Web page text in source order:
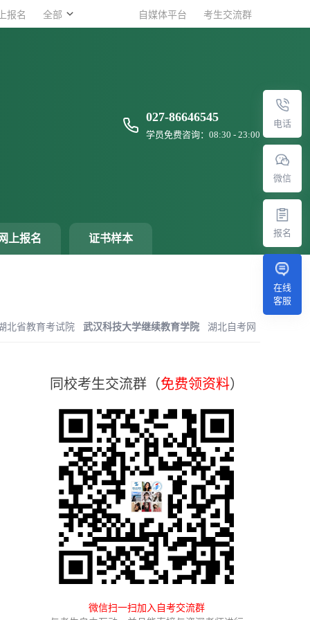
报名 全部 自媒体平台 考生交流群
027-86646545
学员免费咨询：08:30 - 23:00
上报名 证书样本
电话
微信
报名
在线
客服
北省教育考试院 武汉科技大学继续教育学院 湖北自考网
同校考生交流群（免费领资料）
微信扫一扫加入自考交流群
报名 全部 自媒体平台 考生交流群